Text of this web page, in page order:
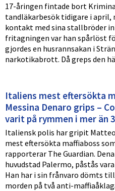
17-åringen fintade bort
tandläkarbesök tidigare i april,
kontakt med sina stallbröder
fritagningen var han spårlöst
gjordes en husrannsakan i
narkotikabrott. Då greps den
Italiens mest eftersökta
Messina Denaro grips –
varit på rymmen i mer än
Italiensk polis har gripit
mest eftersökta maffiaboss
rapporterar The Guardian.
huvudstad Palermo, påstås
Han har i sin frånvaro dömts
morden på två anti-